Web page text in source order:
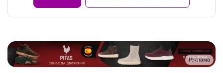
Реклама